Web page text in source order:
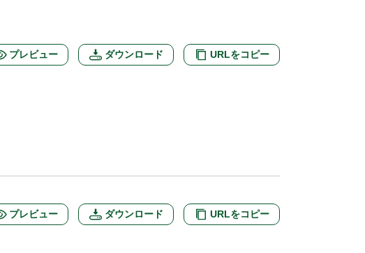
プレビュー ダウンロード URLをコピー
プレビュー ダウンロード URLをコピー